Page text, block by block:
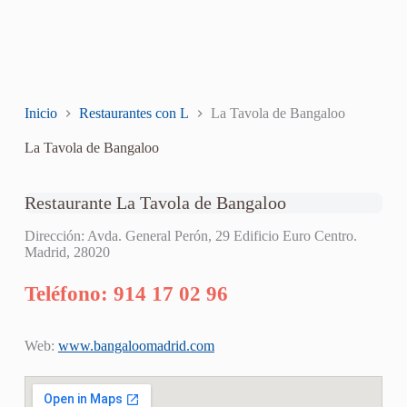
Inicio Restaurantes con L La Tavola de Bangaloo
La Tavola de Bangaloo
Restaurante La Tavola de Bangaloo
Dirección: Avda. General Perón, 29 Edificio Euro Centro.
Madrid, 28020
Teléfono: 914 17 02 96
Web: www.bangaloomadrid.com